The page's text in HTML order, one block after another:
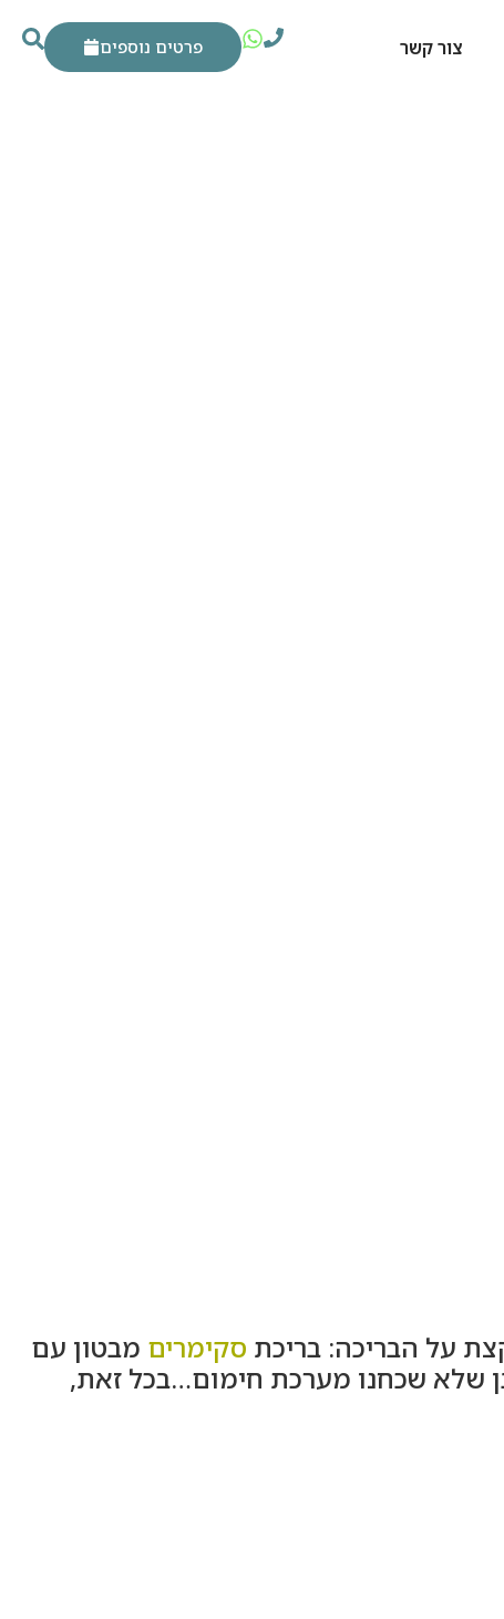
פרטים נוספים צור קשר
על הבריכה: בריכת סקימרים מבטון עם
שלא שכחנו מערכת חימום…בכל זאת,